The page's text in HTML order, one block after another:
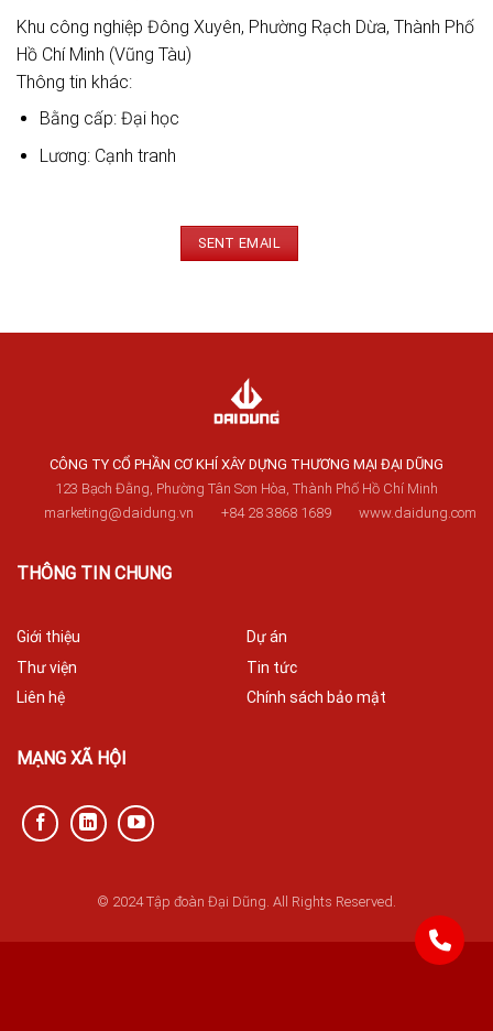
Khu công nghiệp Đông Xuyên, Phường Rạch Dừa, Thành Phố
Hồ Chí Minh (Vũng Tàu)
Thông tin khác:
Bằng cấp: Đại học
Lương: Cạnh tranh
SENT EMAIL
CÔNG TY CỔ PHẦN CƠ KHÍ XÂY DỰNG THƯƠNG MẠI ĐẠI DŨNG
123 Bạch Đằng, Phường Tân Sơn Hòa, Thành Phố Hồ Chí Minh
marketing@daidung.vn
+84 28 3868 1689 www.daidung.com
THÔNG TIN CHUNG
Giới thiệu
Dự án
Thư viện
Tin tức
Liên hệ
Chính sách bảo mật
MẠNG XÃ HỘI
© 2024 Tập đoàn Đại Dũng. All Rights Reserved.